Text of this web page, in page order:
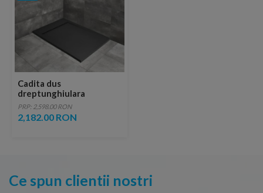
Cadita dus
dreptunghiulara
Radaway Teos F 100 x 70
x H4 cm, decupabila,
antracit
PRP: 2,598.00 RON
2,182.00 RON
Ce spun clientii nostri